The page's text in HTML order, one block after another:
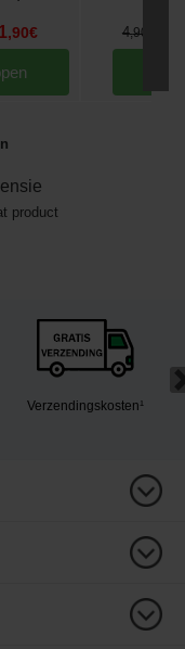
1,90€ 4,90
product
Verzendingskosten¹